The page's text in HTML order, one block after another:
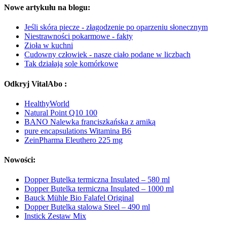
Nowe artykułu na blogu:
Jeśli skóra piecze - złagodzenie po oparzeniu słonecznym
Niestrawności pokarmowe - fakty
Zioła w kuchni
Cudowny człowiek - nasze ciało podane w liczbach
Tak działają sole komórkowe
Odkryj VitalAbo :
HealthyWorld
Natural Point Q10 100
BANO Nalewka franciszkańska z arniką
pure encapsulations Witamina B6
ZeinPharma Eleuthero 225 mg
Nowości:
Dopper Butelka termiczna Insulated – 580 ml
Dopper Butelka termiczna Insulated – 1000 ml
Bauck Mühle Bio Falafel Original
Dopper Butelka stalowa Steel – 490 ml
Instick Zestaw Mix